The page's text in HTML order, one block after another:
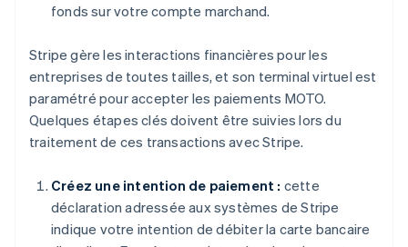
fonds sur votre compte marchand.
Stripe gère les interactions financières pour les
entreprises de toutes tailles, et son terminal virtuel est
paramétré pour accepter les paiements MOTO.
Quelques étapes clés doivent être suivies lors du
traitement de ces transactions avec Stripe.
Créez une intention de paiement : cette
déclaration adressée aux systèmes de Stripe
indique votre intention de débiter la carte bancaire